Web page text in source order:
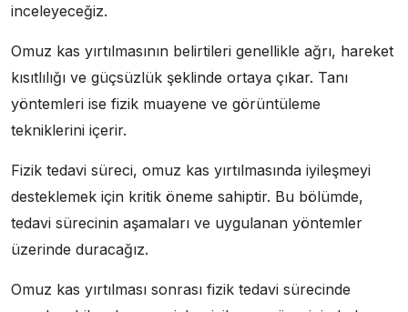
inceleyeceğiz.
Omuz kas yırtılmasının belirtileri genellikle ağrı, hareket
kısıtlılığı ve güçsüzlük şeklinde ortaya çıkar. Tanı
yöntemleri ise fizik muayene ve görüntüleme
tekniklerini içerir.
Fizik tedavi süreci, omuz kas yırtılmasında iyileşmeyi
desteklemek için kritik öneme sahiptir. Bu bölümde,
tedavi sürecinin aşamaları ve uygulanan yöntemler
üzerinde duracağız.
Omuz kas yırtılması sonrası fizik tedavi sürecinde